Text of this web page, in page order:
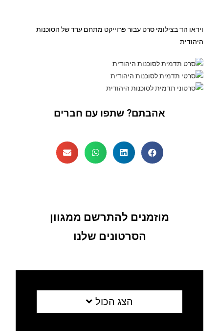
וידאו הד בצילומי סרט עבור פרוייקט מתחם ערד של הסוכנות
היהודית
אהבתם? שתפו עם חברים
מוזמנים להתרשם ממגוון
הסרטונים שלנו
הצג הכול